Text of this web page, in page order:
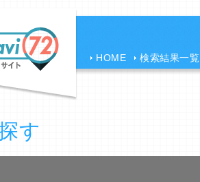
HOME 検索結果一覧
す